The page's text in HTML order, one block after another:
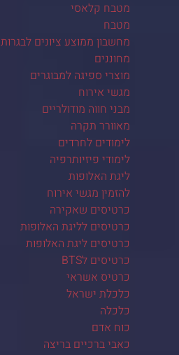
מטבח קלאסי
מטבח
מחשבון ממוצע ציונים לבגרות
מחוננים
מוצרי ספיגה למבוגרים
מגשי אירוח
מבני חווה מודולריים
מאוורר תקרה
לימודים לחרדים
לימודי פיזיותרפיה
ליגת האלופות
להזמין מגשי אירוח
כרטיסים שאקירה
כרטיסים לליגת האלופות
כרטיסים ליגת האלופות
כרטיסים לBTS
כרטיס אשראי
כלכלת ישראל
כלכלה
כוח אדם
כאבי ברכיים בריצה